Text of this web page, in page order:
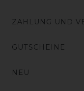
ZAHLUNG UND
GUTSCHEINE
NEU